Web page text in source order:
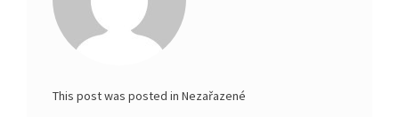
This post was posted in Nezařazené